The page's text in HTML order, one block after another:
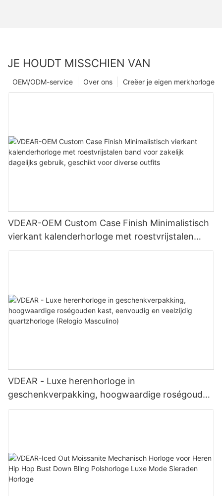
JE HOUDT MISSCHIEN VAN
Creëer je eigen merkhorloge
Over ons
OEM/ODM-service
VDEAR-OEM Custom Case Finish Minimalistisch
vierkant kalenderhorloge met roestvrijstalen
band voor zakelijk dagelijks gebruik, geschikt
VDEAR - Luxe herenhorloge in
geschenkverpakking, hoogwaardige roségouden
kast, eenvoudig en veelzijdig quartzhorloge